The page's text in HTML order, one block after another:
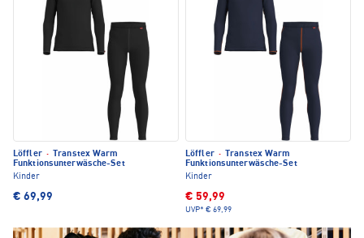
Löffler ·
Transtex Warm
Funktionsunterwäsche-Set
Kinder
€ 69,99
Löffler ·
Transtex Warm
Funktionsunterwäsche-Set
Kinder
€ 59,99
UVP* € 69,99